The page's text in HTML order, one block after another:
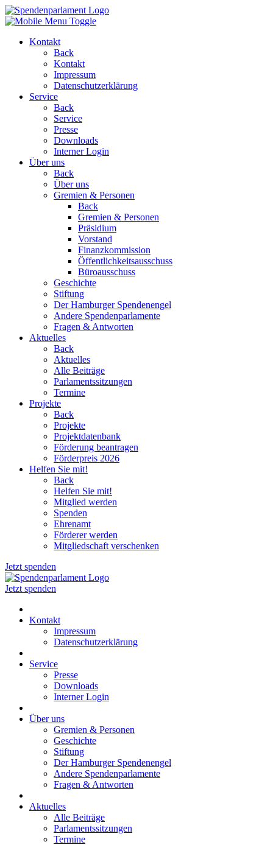
Kontakt
Back
Kontakt
Impressum
Datenschutzerklärung
Service
Back
Service
Presse
Downloads
Interner Login
Über uns
Back
Über uns
Gremien & Personen
Back
Gremien & Personen
Präsidium
Vorstand
Finanzkommission
Öffentlichkeitsausschuss
Büroausschuss
Geschichte
Stiftung
Der Hamburger Spendenengel
Andere Spendenparlamente
Fragen & Antworten
Aktuelles
Back
Aktuelles
Alle Beiträge
Parlamentssitzungen
Termine
Projekte
Back
Projekte
Projektdatenbank
Förderung beantragen
Förderpreis 2026
Helfen Sie mit!
Back
Helfen Sie mit!
Mitglied werden
Spenden
Ehrenamt
Förderer werden
Mitgliedschaft verschenken
Jetzt spenden
Jetzt spenden
Kontakt
Impressum
Datenschutzerklärung
Service
Presse
Downloads
Interner Login
Über uns
Gremien & Personen
Geschichte
Stiftung
Der Hamburger Spendenengel
Andere Spendenparlamente
Fragen & Antworten
Aktuelles
Alle Beiträge
Parlamentssitzungen
Termine